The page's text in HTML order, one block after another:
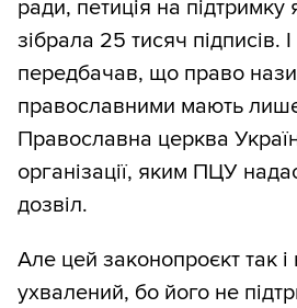
ради, петиція на підтримку
зібрала 25 тисяч підписів.
передбачав, що право
православними мають
Православна церква України
організації, яким ПЦУ
дозвіл.
Але цей законопроєкт так і
ухвалений, бо його не